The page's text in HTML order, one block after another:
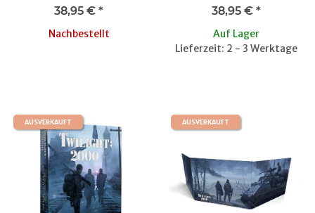
38,95 € *
Nachbestellt
38,95 € *
Auf Lager
Lieferzeit: 2 - 3 Werktage
AUSVERKAUFT AUSVERKAUFT